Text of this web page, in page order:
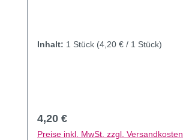
Inhalt: 1 Stück (4,20 € / 1 Stück)
Regulärer Preis:
4,20 €
Preise inkl. MwSt. zzgl. Versandkosten